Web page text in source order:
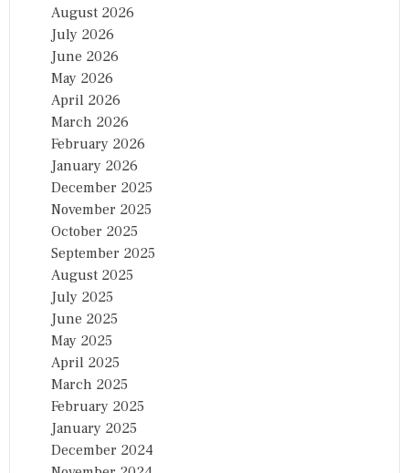
August 2026
July 2026
June 2026
May 2026
April 2026
March 2026
February 2026
January 2026
December 2025
November 2025
October 2025
September 2025
August 2025
July 2025
June 2025
May 2025
April 2025
March 2025
February 2025
January 2025
December 2024